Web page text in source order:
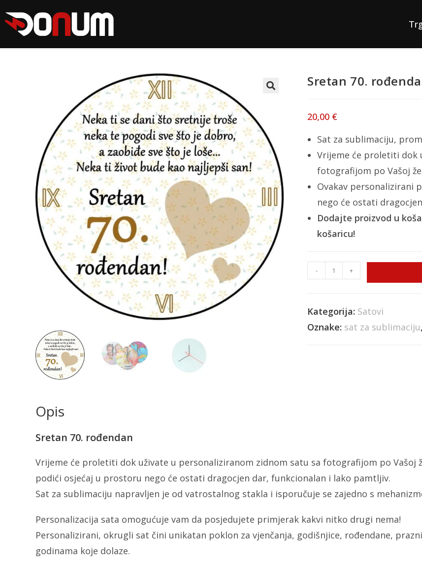
Sretan 70.
20,00 €
Sat za sublimaciju,
Vrijeme će proletiti dok
fotografijom po Vašoj
Ovakav personalizirani
nego će ostati
Dodajte proizvod u
košaricu!
- +
Kategorija: Satovi
Oznake: sat za sublimaciju,
Opis
Sretan 70. rođendan
Vrijeme će proletiti dok uživate u personaliziranom zidnom satu sa fotografijom po Vašoj
podići osjećaj u prostoru nego će ostati dragocjen dar, funkcionalan i lako pamtljiv.
Sat za sublimaciju napravljen je od vatrostalnog stakla i isporučuje se zajedno s
Personalizacija sata omogućuje vam da posjedujete primjerak kakvi nitko drugi nema!
Personalizirani, okrugli sat čini unikatan poklon za vjenčanja, godišnjice, rođendane,
godinama koje dolaze.